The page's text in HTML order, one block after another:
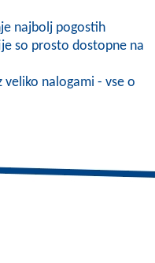
najbolj pogostih
so prosto dostopne na
veliko nalogami - vse o